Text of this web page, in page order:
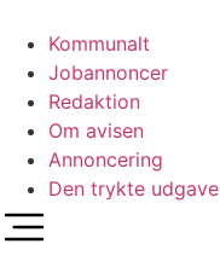
indhold
Kommunalt
Jobannoncer
Redaktion
Om avisen
Annoncering
Den trykte udgave